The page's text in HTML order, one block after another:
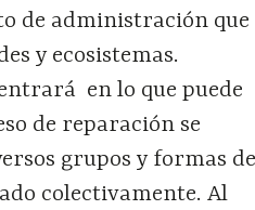
de administración que
y ecosistemas.
en lo que puede
de reparación se
grupos y formas de
colectivamente. Al